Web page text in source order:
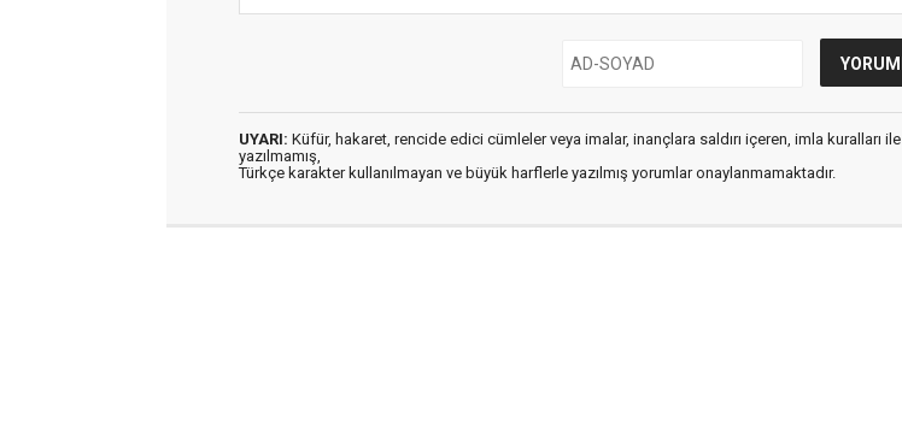
UYARI: Küfür, hakaret, rencide edici cümleler veya imalar, inançlara saldırı içeren, imla kuralları ile
yazılmamış,
Türkçe karakter kullanılmayan ve büyük harflerle yazılmış yorumlar onaylanmamaktadır.